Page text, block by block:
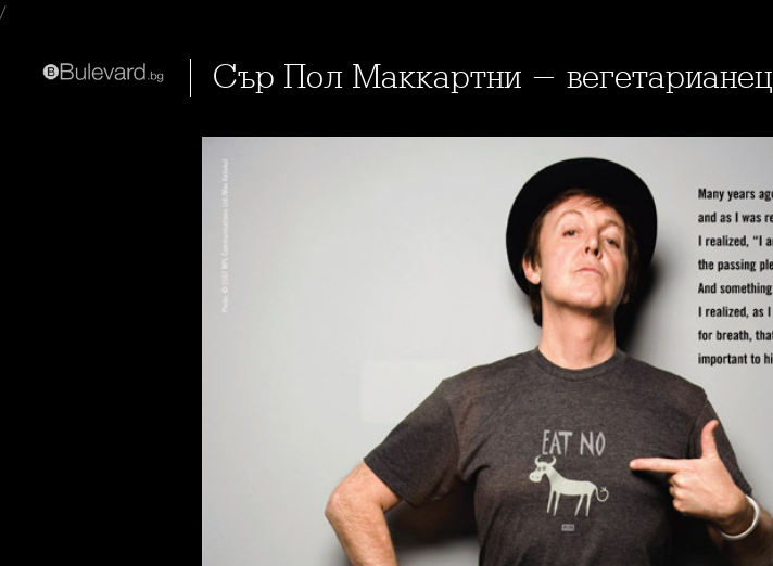
/
Сър Пол Маккартни - вегетарианец